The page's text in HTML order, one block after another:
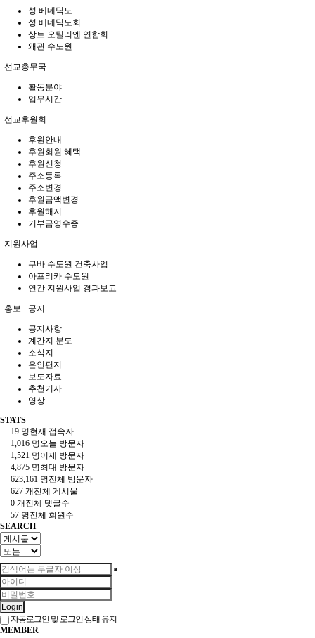
성 베네딕도
성 베네딕도회
상트 오틸리엔 연합회
왜관 수도원
선교총무국
활동분야
업무시간
선교후원회
후원안내
후원회원 혜택
후원신청
주소등록
주소변경
후원금액변경
후원해지
기부금영수증
지원사업
쿠바 수도원 건축사업
아프리카 수도원
연간 지원사업 경과보고
홍보 · 공지
공지사항
계간지 분도
소식지
은인편지
보도자료
추천기사
영상
STATS
19 명현재 접속자
1,016 명오늘 방문자
1,521 명어제 방문자
4,875 명최대 방문자
623,161 명전체 방문자
627 개 전체 게시물
0 개 전체 댓글수
57 명전체 회원수
SEARCH
Login
자동로그인 및 로그인 상태 유지
MEMBER